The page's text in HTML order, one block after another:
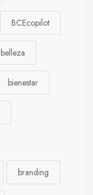
BCEcopilot
belleza
bienestar
branding